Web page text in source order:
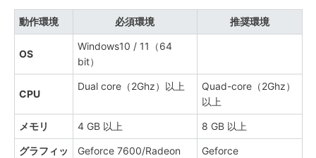
動作環境 必須環境 推奨環境
OS
Windows10 / 11（64
bit）
CPU
Dual core（2Ghz）以上
Quad-core（2Ghz）
以上
メモリ 4 GB 以上 8 GB 以上
グラフィッ
Geforce 7600/Radeon
Geforce